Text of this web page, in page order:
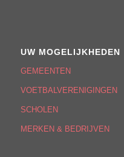
UW MOGELIJKHEDEN
GEMEENTEN
VOETBALVERENIGINGEN
SCHOLEN
MERKEN & BEDRIJVEN